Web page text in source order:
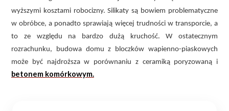
wyższymi kosztami robocizny. Silikaty są bowiem problematyczne
w obróbce, a ponadto sprawiają więcej trudności w transporcie, a
to ze względu na bardzo dużą kruchość. W ostatecznym
rozrachunku, budowa domu z bloczków wapienno-piaskowych
może być najdroższa w porównaniu z ceramiką poryzowaną i
betonem komórkowym.